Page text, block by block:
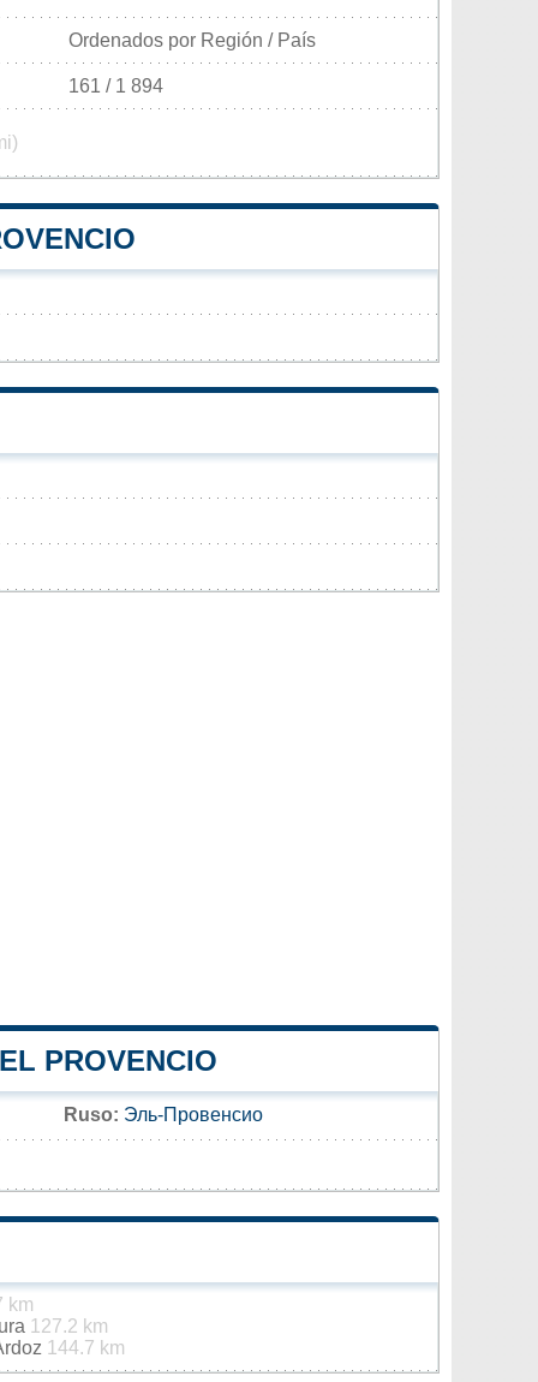
Ordenados por Región / País
161 / 1 894
PROVENCIO
Ruso: Эль-Провенсио
km
127.2 km
144.7 km